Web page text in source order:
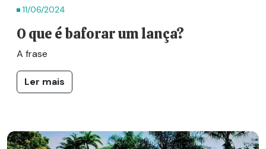
11/06/2024
O que é baforar um lança?
A frase
Ler mais